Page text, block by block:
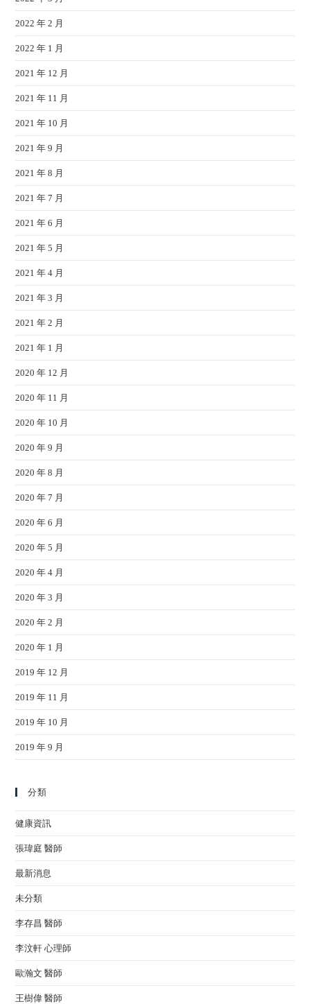
2022 年 2 月
2022 年 1 月
2021 年 12 月
2021 年 11 月
2021 年 10 月
2021 年 9 月
2021 年 8 月
2021 年 7 月
2021 年 6 月
2021 年 5 月
2021 年 4 月
2021 年 3 月
2021 年 2 月
2021 年 1 月
2020 年 12 月
2020 年 11 月
2020 年 10 月
2020 年 9 月
2020 年 8 月
2020 年 7 月
2020 年 6 月
2020 年 5 月
2020 年 4 月
2020 年 3 月
2020 年 2 月
2020 年 1 月
2019 年 12 月
2019 年 11 月
2019 年 10 月
2019 年 9 月
分類
健康資訊
張瑋庭 醫師
最新消息
未分類
李存昌 醫師
李汶軒 心理師
歐瀚文 醫師
王樹偉 醫師